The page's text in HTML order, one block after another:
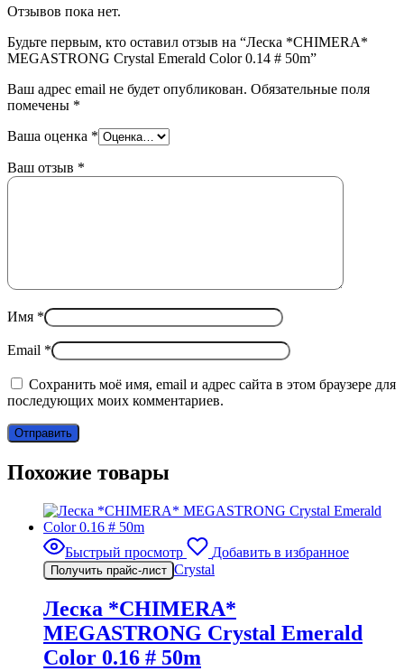
Отзывов пока нет.
Будьте первым, кто оставил отзыв на “Леска *CHIMERA*
MEGASTRONG Crystal Emerald Color 0.14 # 50m”
Ваш адрес email не будет опубликован. Обязательные поля
помечены *
Ваша оценка *
Ваш отзыв *
Имя *
Email *
Сохранить моё имя, email и адрес сайта в этом браузере для
последующих моих комментариев.
Похожие товары
Быстрый просмотр Добавить в избранное
Получить прайс-лист Crystal
Леска *CHIMERA*
MEGASTRONG Crystal Emerald
Color 0.16 # 50m